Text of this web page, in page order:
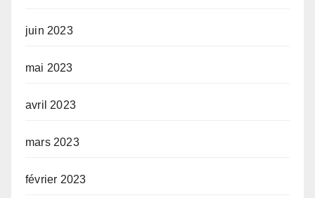
juin 2023
mai 2023
avril 2023
mars 2023
février 2023